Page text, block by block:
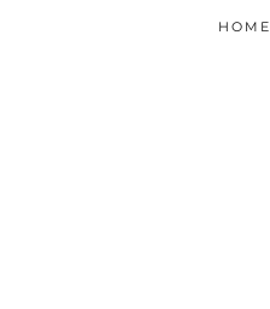
HOME